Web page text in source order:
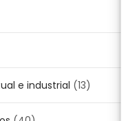
e industrial (13)